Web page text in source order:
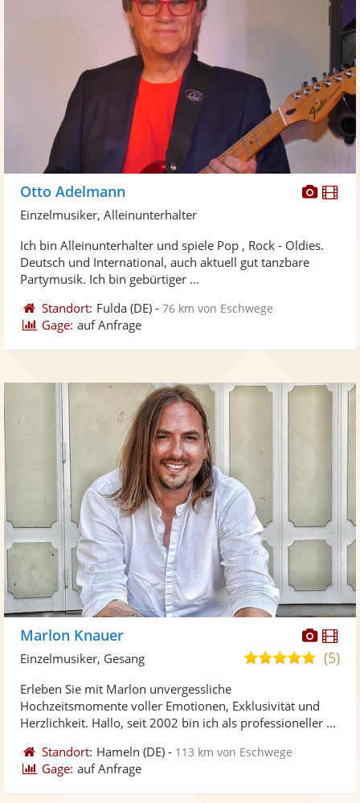
Fotos
Otto Adelmann
Einzelmusiker, Alleinunterhalter
Ich bin Alleinunterhalter und spiele Pop , Rock - Oldies.
Deutsch und International, auch aktuell gut tanzbare
Partymusik. Ich bin gebürtiger ...
Standort: Fulda (DE) -76 km von Eschwege
Gage: auf Anfrage
Marlon Knauer
5,0
5
Sternen
(5)
Einzelmusiker, Gesang
Erleben Sie mit Marlon unvergessliche
Hochzeitsmomente voller Emotionen, Exklusivität und
Herzlichkeit. Hallo, seit 2002 bin ich als professioneller ...
Standort: Hameln (DE) - 113 km von Eschwege
Gage: auf Anfrage